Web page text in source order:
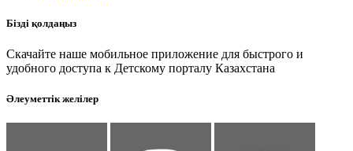
Бізді қолдаңыз
Скачайте наше мобильное приложение для быстрого и
удобного доступа к Детскому порталу Казахстана
Әлеуметтік желілер